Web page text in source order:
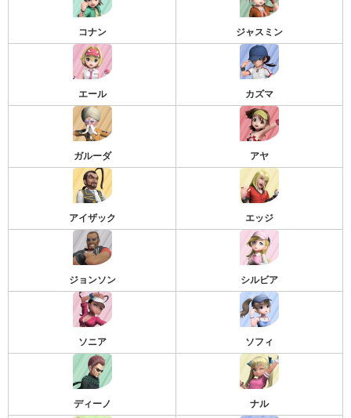
コナン ジャスミン
エール カズマ
ガルーダ アヤ
アイザック エッジ
ジョンソン シルビア
ソニア ソフィ
ディーノ ナル